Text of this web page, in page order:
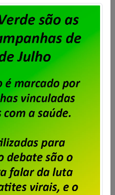
abre prazo
de cartas de
para
do Acordo de
2026/2028 dos
da Unisys Brasil, será